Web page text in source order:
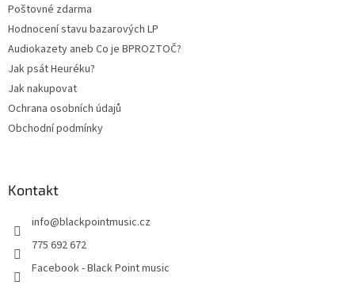
Poštovné zdarma
Hodnocení stavu bazarových LP
Audiokazety aneb Co je BPROZTOČ?
Jak psát Heuréku?
Jak nakupovat
Ochrana osobních údajů
Obchodní podmínky
Kontakt
info@blackpointmusic.cz
775 692 672
Facebook - Black Point music